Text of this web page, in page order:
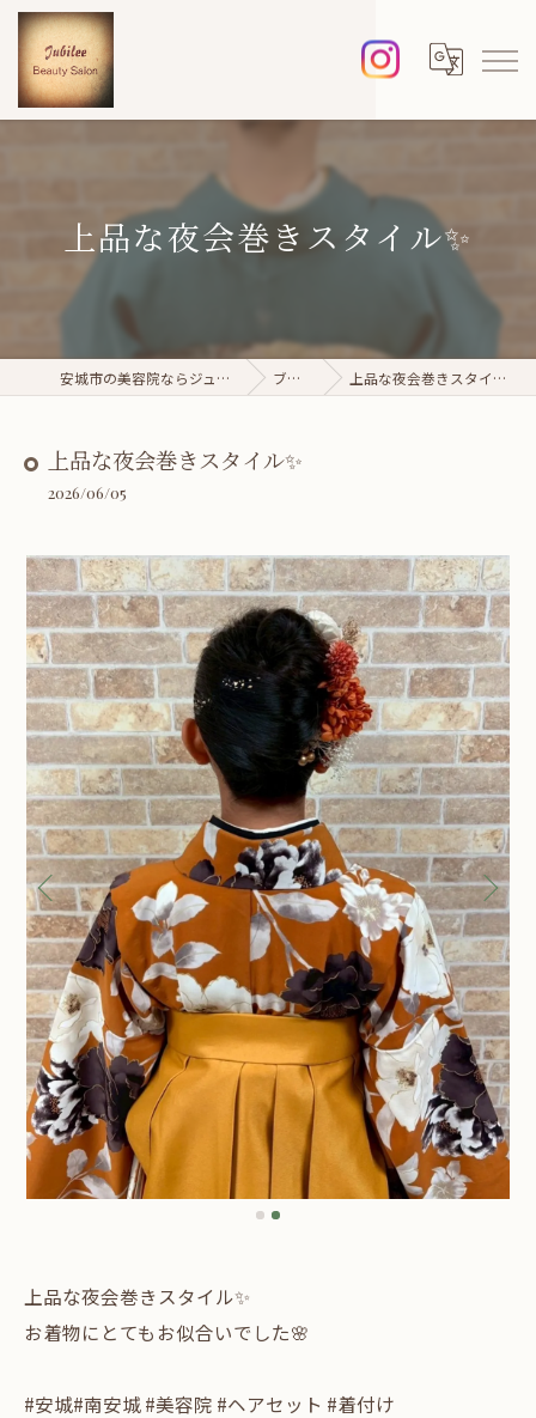
上品な夜会巻きスタイル✨
安城市の美容院ならジュビレ ブログ 上品な夜会巻きスタイル✨
上品な夜会巻きスタイル✨
2026/06/05
上品な夜会巻きスタイル✨
お着物にとてもお似合いでした🌸
#安城#南安城 #美容院 #ヘアセット #着付け